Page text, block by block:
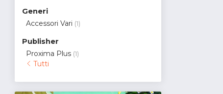
Generi
Accessori Vari (1)
Publisher
Proxima Plus (1)
Tutti